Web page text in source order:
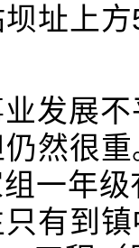
址上
发展
然很
一年
有到